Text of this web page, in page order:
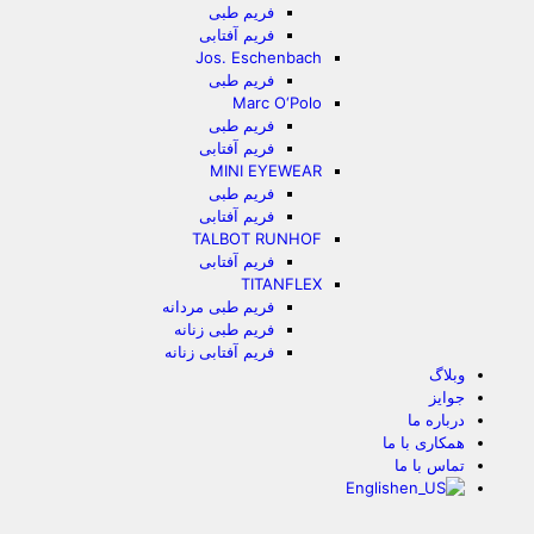
فریم طبی
فریم آفتابی
Jos. Eschenbach
فریم طبی
Marc O‘Polo
فریم طبی
فریم آفتابی
MINI EYEWEAR
فریم طبی
فریم آفتابی
TALBOT RUNHOF
فریم آفتابی
TITANFLEX
فریم طبی مردانه
فریم طبی زنانه
فریم آفتابی زنانه
وبلاگ
جوایز
درباره ما
همکاری با ما
تماس با ما
English